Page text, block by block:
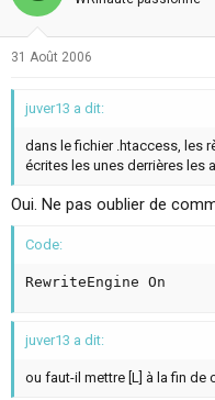
31 Août 2006
juver13 a dit:
dans le fichier .htaccess, les
écrites les unes derrières les
Oui. Ne pas oublier de
Code:
RewriteEngine On
juver13 a dit:
ou faut-il mettre [L] à la fin de